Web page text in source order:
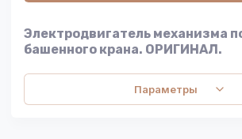
Электродвигатель механизма
башенного крана. ОРИГИНАЛ.
Параметры